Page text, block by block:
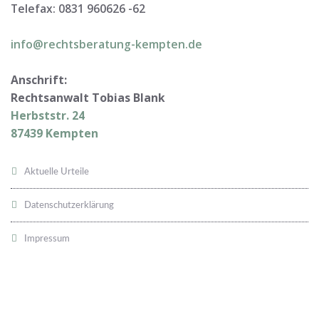
Telefax: 0831 960626 -62
info@rechtsberatung-kempten.de
Anschrift:
Rechtsanwalt Tobias Blank
Herbststr. 24
87439 Kempten
Aktuelle Urteile
Datenschutzerklärung
Impressum